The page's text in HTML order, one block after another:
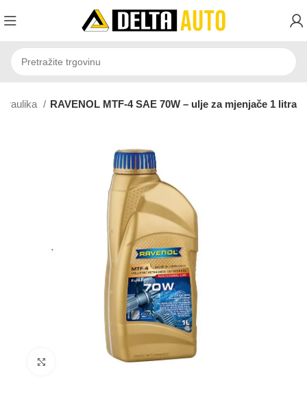
RAVENOL MTF-4 SAE 70W – ulje za mjenjače 1 litra
Click to enlarge